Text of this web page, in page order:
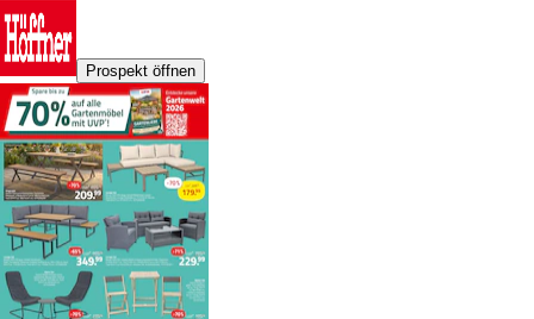
Prospekt öffnen